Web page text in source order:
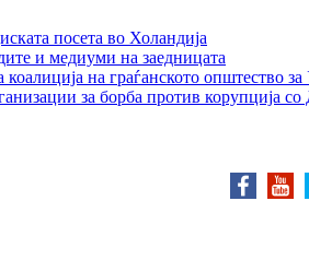
посета во Холандија
и медиуми на заедницата
на граѓанското општество
за борба против корупција